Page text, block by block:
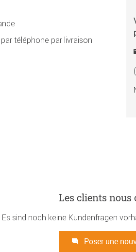
téléphone par livraison
Les clients nous
Es sind noch keine Kundenfragen
Poser une